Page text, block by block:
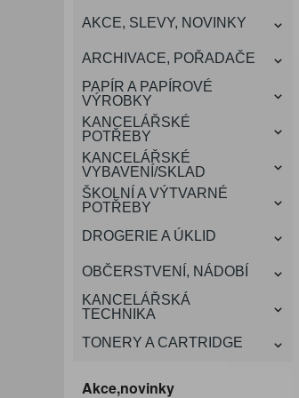
VÁNOCE
DÁRKOVÉ POTŘEBY
SMART DOPLŇKY
ROZDRUŽOVAČE
VIZITKY A JMENOVKY
OBÁLKY
TISKOPISY
KONFERENČNÍ
NŮŽKY A NOŽE
TAŠKY, KUFRY,
A OBALY
KANCELÁŘSKÝ
NÁBYTEK
OCHRANNÉ
POMŮCKY
TABULE, NÁSTĚNKY
KRESLENÍ A
DEZINFEKCE-
PROSTŘEDKY NA
KONVICE A DŽBÁNY
SLADKÉ POTRAVINY
LAMINACE
ŠTÍTKOVAČE
AKCE, SLEVY, NOVINKY
ARCHIVACE, POŘADAČE
PAPÍR A PAPÍROVÉ
VÝROBKY
KANCELÁŘSKÉ
POTŘEBY
KANCELÁŘSKÉ
VYBAVENÍ/SKLAD
ŠKOLNÍ A VÝTVARNÉ
POTŘEBY
DROGERIE A ÚKLID
OBČERSTVENÍ, NÁDOBÍ
KANCELÁŘSKÁ
TECHNIKA
TONERY A CARTRIDGE
Akce,novinky